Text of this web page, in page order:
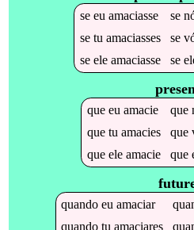
se eu amaciasse se
se tu amaciasses se
se ele amaciasse se
que eu amacie que
que tu amacies que
que ele amacie que
quandoeuamaciar
quandotuamaciares